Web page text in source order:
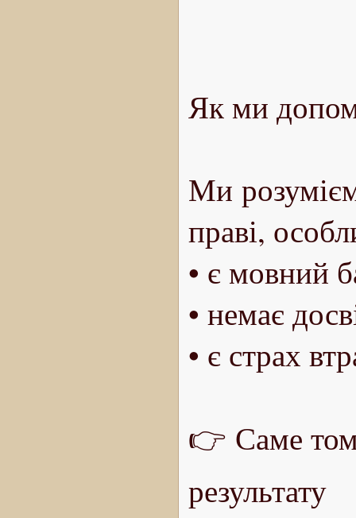
Як ми
Ми
праві,
• є мовний
• немає
• є страх
👉 Саме
результату